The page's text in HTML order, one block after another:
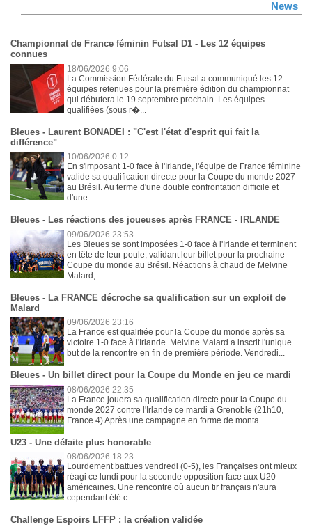
News
Championnat de France féminin Futsal D1 - Les 12 équipes
connues
18/06/2026 9:06
La Commission Fédérale du Futsal a communiqué les 12
équipes retenues pour la première édition du championnat
qui débutera le 19 septembre prochain. Les équipes
qualifiées (sous r�...
Bleues - Laurent BONADEI : "C'est l'état d'esprit qui fait la
différence"
10/06/2026 0:12
En s'imposant 1-0 face à l'Irlande, l'équipe de France féminine
valide sa qualification directe pour la Coupe du monde 2027
au Brésil. Au terme d'une double confrontation difficile et
d'une...
Bleues - Les réactions des joueuses après FRANCE - IRLANDE
09/06/2026 23:53
Les Bleues se sont imposées 1-0 face à l'Irlande et terminent
en tête de leur poule, validant leur billet pour la prochaine
Coupe du monde au Brésil. Réactions à chaud de Melvine
Malard, ...
Bleues - La FRANCE décroche sa qualification sur un exploit de
Malard
09/06/2026 23:16
La France est qualifiée pour la Coupe du monde après sa
victoire 1-0 face à l'Irlande. Melvine Malard a inscrit l'unique
but de la rencontre en fin de première période. Vendredi...
Bleues - Un billet direct pour la Coupe du Monde en jeu ce mardi
08/06/2026 22:35
La France jouera sa qualification directe pour la Coupe du
monde 2027 contre l'Irlande ce mardi à Grenoble (21h10,
France 4) Après une campagne en forme de monta...
U23 - Une défaite plus honorable
08/06/2026 18:23
Lourdement battues vendredi (0-5), les Françaises ont mieux
réagi ce lundi pour la seconde opposition face aux U20
américaines. Une rencontre où aucun tir français n'aura
cependant été c...
Challenge Espoirs LFFP : la création validée